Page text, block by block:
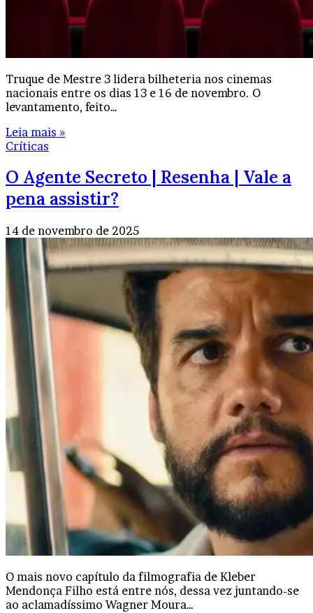
Truque de Mestre 3 lidera bilheteria nos cinemas
nacionais entre os dias 13 e 16 de novembro. O
levantamento, feito…
Leia mais »
Críticas
O Agente Secreto | Resenha | Vale a
pena assistir?
14 de novembro de 2025
O mais novo capítulo da filmografia de Kleber
Mendonça Filho está entre nós, dessa vez juntando-se
ao aclamadíssimo Wagner Moura…